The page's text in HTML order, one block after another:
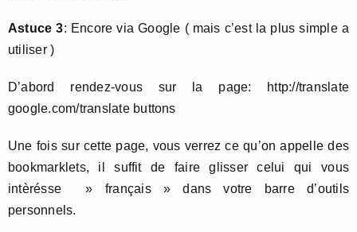
Astuce 3: Encore via Google ( mais c’est la plus simple a
utiliser )
D’abord rendez-vous sur la page: http://translate
google.com/translate buttons
Une fois sur cette page, vous verrez ce qu’on appelle des
bookmarklets, il suffit de faire glisser celui qui vous
intèrésse » français » dans votre barre d’outils
personnels.